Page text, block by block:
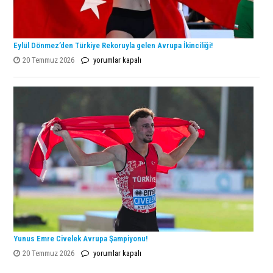
Eylül Dönmez’den Türkiye Rekoruyla gelen Avrupa İkinciliği!
20 Temmuz 2026
Eylül
Türkiye
gelen
Avrupa
İkinciliği!
yorumlar kapalı
Yunus Emre Civelek Avrupa Şampiyonu!
20 Temmuz 2026
Yunus
yorumlar kapalı